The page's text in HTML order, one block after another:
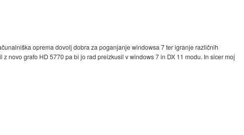
oprema dovolj dobra za poganjanje windowsa 7 ter igranje različnih
novo grafo HD 5770 pa bi jo rad preizkusil v windows 7 in DX 11 modu. In sicer moj